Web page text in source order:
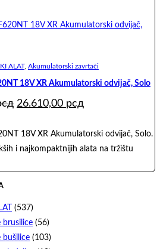
ALAT, Akumulatorski zavrtači
18V XR Akumulatorski odvijač, Solo
Originalna
bila:
31.700,00 рсд.
26.610,00 рсд
26.610,00 рсд.
18V XR Akumulatorski odvijač, Solo.
i najkompaktnijih alata na tržištu
(537)
brusilice (56)
bušilice (103)